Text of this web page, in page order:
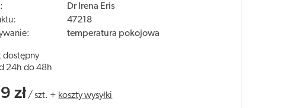
Dr Irena Eris
47218
temperatura pokojowa
dostępny
24h do 48h
zł /szt. + koszty wysyłki